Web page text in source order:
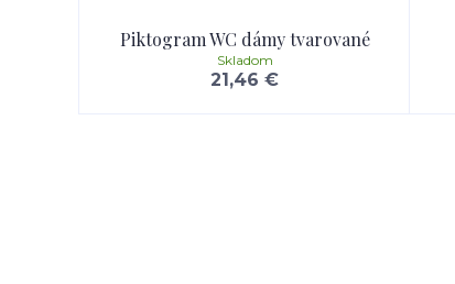
Piktogram WC dámy tvarované
21,46 €
Skladom